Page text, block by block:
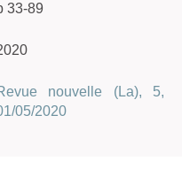
33-89
nouvelle (La), 5,
05/2020